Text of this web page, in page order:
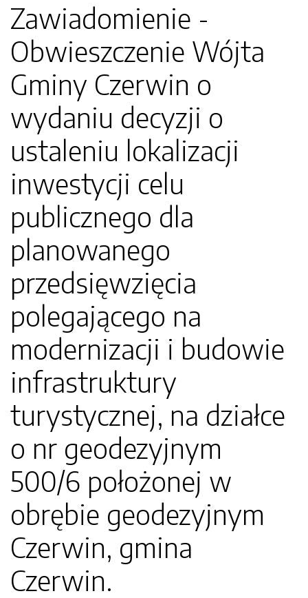
Zawiadomienie -
Obwieszczenie Wójta
Gminy Czerwin o
wydaniu decyzji o
ustaleniu lokalizacji
inwestycji celu
publicznego dla
planowanego
przedsięwzięcia
polegającego na
modernizacji i budowie
infrastruktury
turystycznej, na działce
o nr geodezyjnym
500/6 położonej w
obrębie geodezyjnym
Czerwin, gmina
Czerwin.